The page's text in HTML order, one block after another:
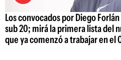
Los convocados por Diego
sub 20; mirá la primera lista del
que ya comenzó a trabajar en el